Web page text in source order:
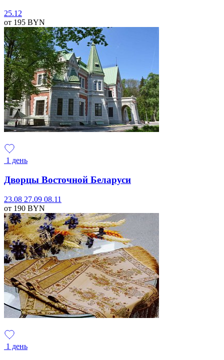
25.12
от 195 BYN
1 день
Дворцы Восточной Беларуси
23.08 27.09 08.11
от 190 BYN
1 день